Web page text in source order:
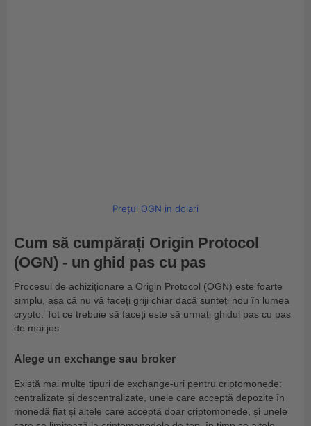
Prețul OGN in dolari
Cum să cumpărați Origin Protocol
(OGN) - un ghid pas cu pas
Procesul de achiziționare a Origin Protocol (OGN) este foarte
simplu, așa că nu vă faceți griji chiar dacă sunteți nou în lumea
crypto. Tot ce trebuie să faceți este să urmați ghidul pas cu pas
de mai jos.
Alege un exchange sau broker
Există mai multe tipuri de exchange-uri pentru criptomonede:
centralizate și descentralizate, unele care acceptă depozite în
monedă fiat și altele care acceptă doar criptomonede, și unele